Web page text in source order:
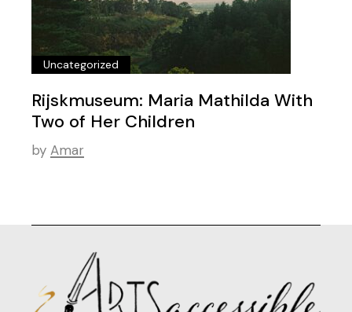
Uncategorized
Rijskmuseum: Maria Mathilda With
Two of Her Children
by Amar